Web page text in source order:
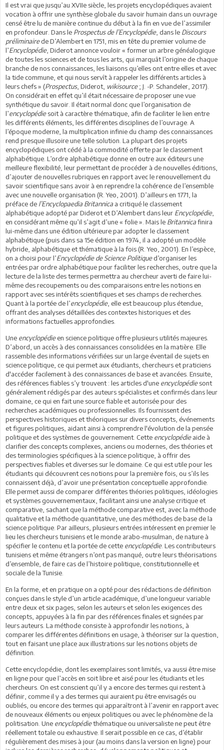
Il est vrai que jusqu’au XVIIe siècle, les projets encyclopédiques avaient
vocation à offrir une synthèse globale du savoir humain dans un ouvrage
censé être lu de manière continue du début à la fin en vue de l’assimiler
en profondeur. Dans le Prospectus de l’Encyclopédie, dans le Discours
préliminairede D’Alembert en 1751, mis en tête du premier volume de
l’Encyclopédie, Diderot annonce vouloir « former un arbre généalogique
de toutes les sciences et de tous les arts, qui marquât l’origine de chaque
branche de nos connaissances, les liaisons qu’elles ont entre elles et avec
la tide commune, et qui nous servît à rappeler les différents articles à
leurs chefs » (Prospectus, Diderot, wikisource; J. -P. Schandeler, 2017).
On considérait en effet qu’il était nécessaire de proposer une vue
synthétique du savoir. Il était normal donc que l’organisation de
l’encyclopédiesoit à caractère thématique, afin de faciliter le lien entre
les différents éléments, les différentes disciplines de l’ouvrage. A
l’époque moderne, la multiplication infinie du champ des connaissances
rend presque illusoire une telle solution. La plupart des projets
encyclopédiques ont cédé à la commodité offerte par le classement
alphabétique. L’ordre alphabétique donne en outre aux éditeurs une
meilleure flexibilité, leur permettant de procéder à de nouvelles éditions,
d’ajouter de nouvelles rubriques en rapport avec le renouvellement du
savoir scientifique sans avoir à en reprendre la cohérence de l’ensemble
avec une nouvelle organisation (R. Yeo, 2001). D’ailleurs en 1771, la
préface de l’Encyclopaedia Britannica a critiqué le classement
alphabétique adopté par Diderot et D’Alembert dans leur Encyclopédie,
en considérant même qu’il s’agit d’une « folie ». Mais le Britannicafinira
lui-même dans une édition ultérieure par adopter le classement
alphabétique (puis dans sa 15e édition en 1974, il a adopté un modèle
hybride, alphabétique et thématique à la fois (R. Yeo, 2001). En l’espèce,
on a choisi pour l’Encyclopédie de Science Politiqued’organiser les
entrées par ordre alphabétique pour faciliter les recherches, outre que la
lecture de la liste des termes permettra au chercheur averti de faire lui-
même des recoupements ou des comparaisons entre les notions en
rapport avec ses intérêts scientifiques et ses champs de recherches.
Quant à la portée de l’encyclopédie, elle est beaucoup plus étendue,
offrant des analyses détaillées des contextes historiques et des
informations factuelles approfondies.
Une encyclopédieen science politique offre plusieurs utilités majeures.
D’abord, un accès à des connaissances consolidées en la matière. Elle
rassemble des informations vérifiées sur un large éventail de sujets en
science politique, ce qui permet aux étudiants, chercheurs et praticiens
d'accéder facilement à des connaissances de base et avancées. Ensuite,
des références fiables s’y trouvent : les articles d'une encyclopédiesont
généralement rédigés par des auteurs spécialistes et confirmés dans leur
domaine, ce qui en fait une source fiable et autorisée pour des
recherches académiques ou professionnelles. Ils fournissent des
perspectives historiques et théoriques sur divers concepts, événements
et figures politiques, aidant ainsi à comprendre l'évolution de la pensée
politique et des systèmes de gouvernement. Cette encyclopédieaide à
clarifier des concepts complexes, anciens ou modernes, des théories et
des terminologies spécifiques à la science politique, à offrir des
perspectives fiables et diverses sur le domaine. Ce qui est utile pour les
étudiants qui découvrent ces notions pour la première fois, ou s’ils les
connaissent déjà, d’avoir une présentation conceptuelle approfondie.
Elle permet aussi de comparer différentes théories politiques, idéologies
et systèmes gouvernementaux, facilitant ainsi une analyse critique et
comparative, sachant que la méthode comparative est, avec la méthode
qualitative et la méthode quantitative, une des méthodes de base de la
science politique. Par ailleurs, plusieurs entrées intéressent en premier le
lieu les chercheurs tunisiens et le monde arabo-musulman, de nature à
spécifier le contenu et la portée de cette encyclopédie. Les contributeurs
tunisiens et même étrangers n’ont pas manqué, outre leurs théorisations
d’ensemble, de faire cas de l’histoire politique, constitutionnelle et
sociale de la Tunisie.
En la forme, et en pratique on a opté pour des rédactions de définition
conçues dans le style d’un article académique, d’une longueur variable
entre deux et six pages, selon les auteurs et selon les exigences des
concepts, appuyées à la fin par des références finales et signées par
leurs auteurs. La méthode consiste à approfondir les notions, à
comparer les différentes définitions en usage, à théoriser sur la question,
tout en faisant une place aux illustrations sur les notions objets de
définition.
Cette encyclopédie, dont les exemplaires sont limités, va aussi être mise
en ligne pour que l’accès en soit libre et aisé pour les étudiants et les
chercheurs. On est conscient qu’il y a encore des termes qui restent à
définir, comme il y a des termes qui auraient pu être envisagés ou
oubliés, ou encore des termes qui apparaîtront à l’avenir en rapport avec
de nouveaux éléments ou enjeux politiques ou avec le phénomène de la
politisation. Une encyclopédiethématique ou universaliste ne peut être
réellement totale ou exhaustive. Il serait possible en ce cas, d’établir
régulièrement des mises à jour (au moins dans la version en ligne) pour